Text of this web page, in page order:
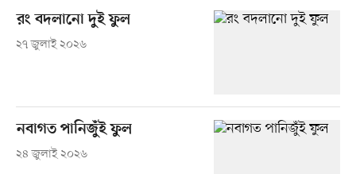
রং বদলানো দুই ফুল
২৭ জুলাই ২০২৬
নবাগত পানিজুঁই ফুল
২৪ জুলাই ২০২৬